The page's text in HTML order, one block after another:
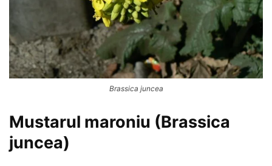
Brassica juncea
Mustarul maroniu (Brassica
juncea)